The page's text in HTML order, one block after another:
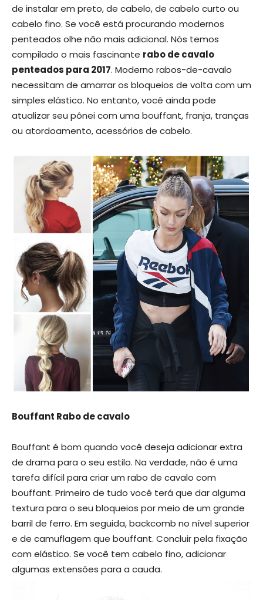
de instalar em preto, de cabelo, de cabelo curto ou
cabelo fino. Se você está procurando modernos
penteados olhe não mais adicional. Nós temos
compilado o mais fascinante rabo de cavalo
penteados para 2017. Moderno rabos-de-cavalo
necessitam de amarrar os bloqueios de volta com um
simples elástico. No entanto, você ainda pode
atualizar seu pônei com uma bouffant, franja, tranças
ou atordoamento, acessórios de cabelo.
Bouffant Rabo de cavalo
Bouffant é bom quando você deseja adicionar extra
de drama para o seu estilo. Na verdade, não é uma
tarefa difícil para criar um rabo de cavalo com
bouffant. Primeiro de tudo você terá que dar alguma
textura para o seu bloqueios por meio de um grande
barril de ferro. Em seguida, backcomb no nível superior
e de camuflagem que bouffant. Concluir pela fixação
com elástico. Se você tem cabelo fino, adicionar
algumas extensões para a cauda.